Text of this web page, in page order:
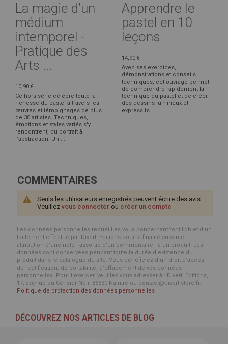
La magie d’un
médium
intemporel -
Pratique des
Arts ...
10,90 €
Ce hors-série célèbre toute la
richesse du pastel à travers les
œuvres et témoignages de plus
de 30 artistes. Techniques,
émotions et styles variés s'y
rencontrent, du portrait à
l’abstraction. Un ...
Apprendre le
pastel en 10
leçons
14,90 €
Avec ses exercices,
démonstrations et conseils
techniques, cet ouvrage permet
de comprendre rapidement la
technique du pastel et de créer
des dessins lumineux et
expressifs.
COMMENTAIRES
Seuls les utilisateurs enregistrés peuvent écrire des avis.
Veuillez vous connecter ou créer un compte
Les données personnelles recueillies vous concernant font l’objet d’un
traitement effectué par Diverti Editions pour la finalité suivante :
attribution d'une note - assortie d'un commentaire - à un produit. Les
données sont conservées pendant toute la durée d'existence du
produit dans le catalogue du site. Vous bénéficiez d’un droit d’accès,
de rectification, de portabilité, d’effacement de vos données
personnelles. Pour l’exercer, veuillez vous adresser à : Diverti Editions,
17, avenue du Cerisier Noir, 86530 Naintré ou contact@divertistore.fr.
Politique de protection des données personnelles
DÉCOUVREZ NOS ARTICLES DE BLOG